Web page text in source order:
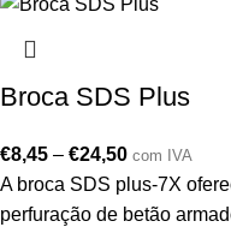
Broca SDS Plus
€8,45 – €24,50 com IVA
A broca SDS plus-7X
perfuração de betão